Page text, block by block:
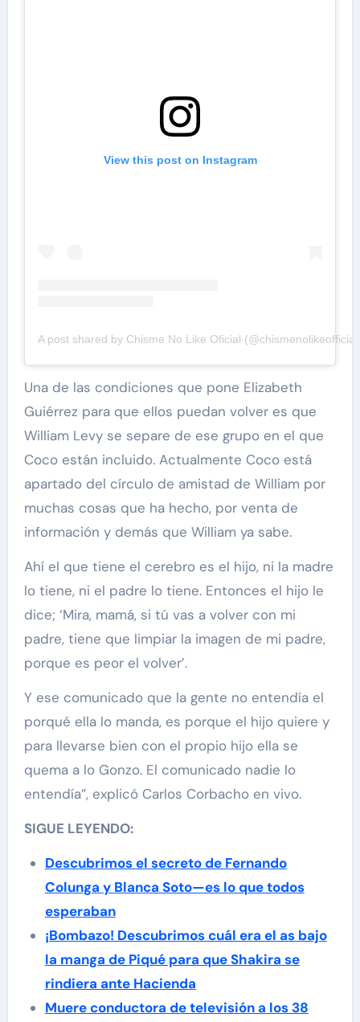
View this post on Instagram
A post shared by Chisme No Like Oficial
Una de las condiciones que pone Elizabeth
Guiérrez para que ellos puedan volver es que
William Levy se separe de ese grupo en el que
Coco están incluido. Actualmente Coco está
apartado del círculo de amistad de William por
muchas cosas que ha hecho, por venta de
información y demás que William ya sabe.
Ahí el que tiene el cerebro es el hijo, ni la madre
lo tiene, ni el padre lo tiene. Entonces el hijo le
dice; ‘Mira, mamá, si tú vas a volver con mi
padre, tiene que limpiar la imagen de mi padre,
porque es peor el volver’.
Y ese comunicado que la gente no entendía el
porqué ella lo manda, es porque el hijo quiere y
para llevarse bien con el propio hijo ella se
quema a lo Gonzo. El comunicado nadie lo
entendía”, explicó Carlos Corbacho en vivo.
SIGUE LEYENDO:
Descubrimos el secreto de Fernando
Colunga y Blanca Soto—es lo que todos
esperaban
¡Bombazo! Descubrimos cuál era el as bajo
la manga de Piqué para que Shakira se
rindiera ante Hacienda
Muere conductora de televisión a los 38